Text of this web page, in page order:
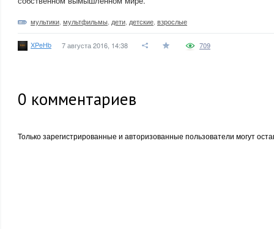
мультики мультфильмы дети детские взрослые
XPeHb 7 августа 2016, 14:38 709
0 комментариев
Только зарегистрированные и авторизованные пользователи могут